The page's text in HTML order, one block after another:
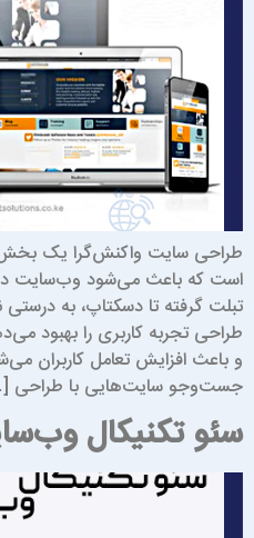
طراحی سایت واکنش‌گرا یک بخش
است که باعث می‌شود وب‌سایت در
تبلت گرفته تا دسکتاپ، به درستی
طراحی تجربه کاربری را بهبود
و باعث افزایش تعامل کاربران
جست‌وجو سایت‌هایی با طراحی
سئو تکنیکال